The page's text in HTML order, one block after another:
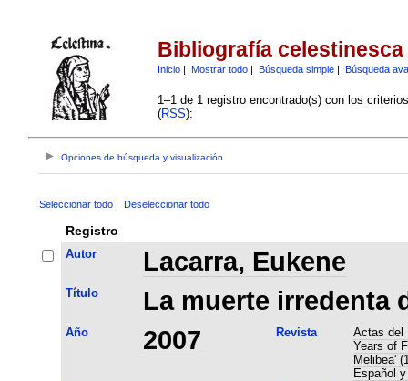
Bibliografía celestinesca
Inicio| Mostrar todo| Búsqueda simple| Búsqueda
1–1 de 1 registro encontrado(s) con los
(RSS):
Opciones de búsqueda y visualización
Seleccionar todo Deseleccionar todo
Registro
Autor Lacarra, Eukene
Título La muerte irredenta
Año 2007 Revista
Actas del
Years of
Melibea'
Español